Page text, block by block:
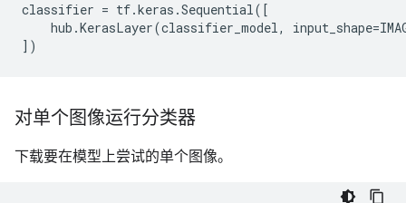
classifier = tf.keras .Sequential([
hub .KerasLayer(classifier_model, input_shape=
])
对单个图像运行分类器
下载要在模型上尝试的单个图像。